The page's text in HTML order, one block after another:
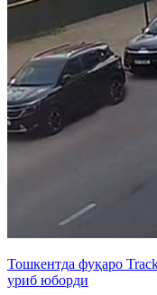
Тошкентда фуқаро
уриб юборди